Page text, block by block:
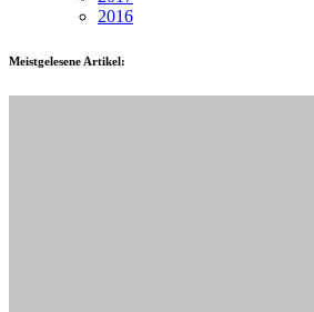
2016
Meistgelesene Artikel: